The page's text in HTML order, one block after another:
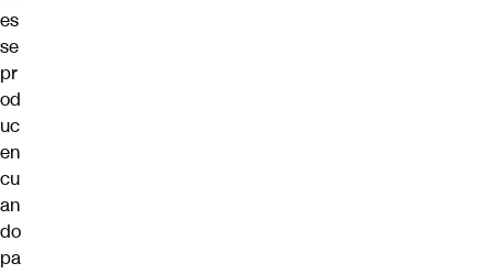
es
se
pr
od
uc
en
cu
an
do
pa